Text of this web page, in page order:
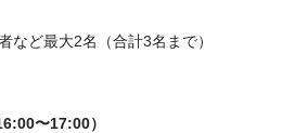
ど最大2名（合計3名まで）
〜17:00）